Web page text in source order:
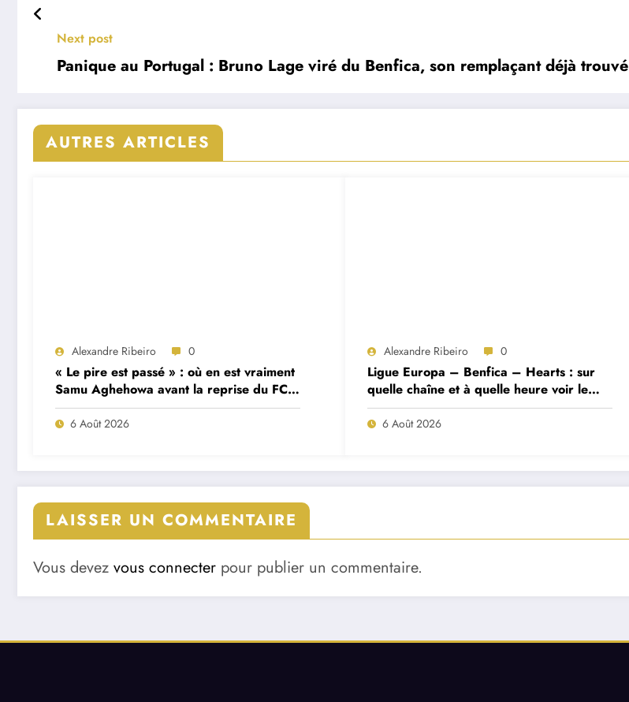
Next post
Panique au Portugal : Bruno Lage viré du Benfica, son remplaçant déjà trouvé
AUTRES ARTICLES
Alexandre Ribeiro 0
« Le pire est passé » : où en est vraiment
Samu Aghehowa avant la reprise du FC
Porto ?
6 Août 2026
Alexandre Ribeiro 0
Ligue Europa – Benfica – Hearts : sur
quelle chaîne et à quelle heure voir le
match ?
6 Août 2026
LAISSER UN COMMENTAIRE
Vous devez vous connecter pour publier un commentaire.